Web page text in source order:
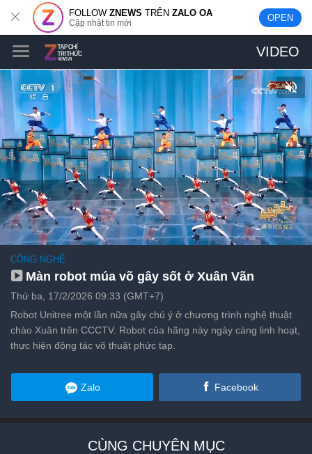
FOLLOWZNEWS TRÊNZALO OA
Cập nhật tin mới OPEN
VIDEO
CÔNG NGHỆ
Màn robot múa võ gây sốt ở Xuân Vãn
Thứ ba, 17/2/2026 09:33 (GMT+7)
Robot Unitree một lần nữa gây chú ý ở chương trình nghệ thuật
chào Xuân trên CCCTV. Robot của hãng này ngày càng linh hoạt,
thực hiện động tác võ thuật phức tạp.
Zalo Facebook